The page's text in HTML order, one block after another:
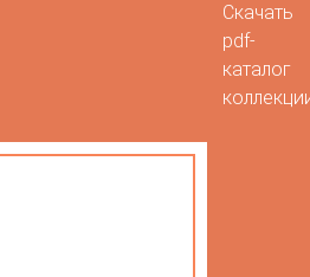
Скачать
pdf-
каталог